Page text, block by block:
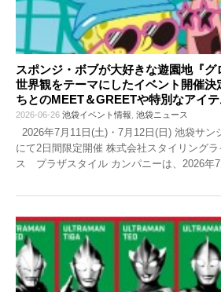
スポンジ・ボブが大好きな遊園地『
世界観をテーマにしたイベント開催決
ちとのMEET＆GREETや特別なアイテ
2026-06-26 池袋イベント情報 池袋ニュース
2026年7月11日(土)・7月12日(日) 池袋サン
にて2日間限定開催 株式会社スタイリング
ス プラザスタイル カンパニーは、2026年